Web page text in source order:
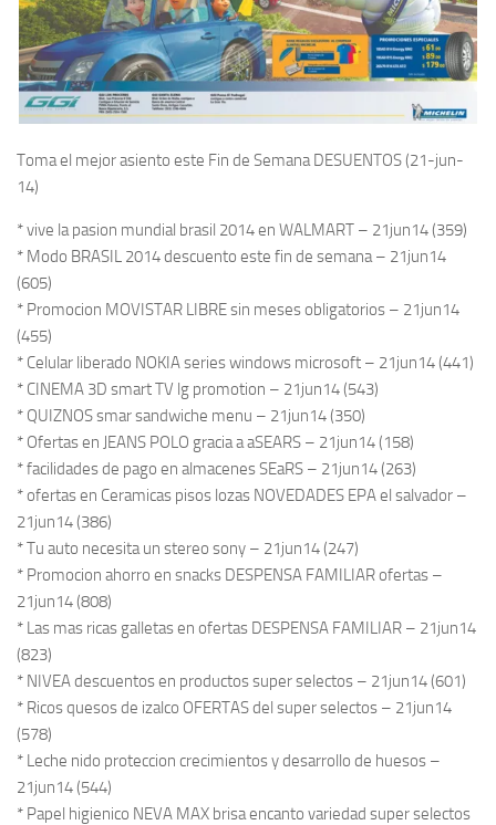
Toma el mejor asiento este Fin de Semana DESUENTOS (21-jun-
14)
* vive la pasion mundial brasil 2014 en WALMART – 21jun14 (359)
* Modo BRASIL 2014 descuento este fin de semana – 21jun14
(605)
* Promocion MOVISTAR LIBRE sin meses obligatorios – 21jun14
(455)
* Celular liberado NOKIA series windows microsoft – 21jun14 (441)
* CINEMA 3D smart TV lg promotion – 21jun14 (543)
* QUIZNOS smar sandwiche menu – 21jun14 (350)
* Ofertas en JEANS POLO gracia a aSEARS – 21jun14 (158)
* facilidades de pago en almacenes SEaRS – 21jun14 (263)
* ofertas en Ceramicas pisos lozas NOVEDADES EPA el salvador –
21jun14 (386)
* Tu auto necesita un stereo sony – 21jun14 (247)
* Promocion ahorro en snacks DESPENSA FAMILIAR ofertas –
21jun14 (808)
* Las mas ricas galletas en ofertas DESPENSA FAMILIAR – 21jun14
(823)
* NIVEA descuentos en productos super selectos – 21jun14 (601)
* Ricos quesos de izalco OFERTAS del super selectos – 21jun14
(578)
* Leche nido proteccion crecimientos y desarrollo de huesos –
21jun14 (544)
* Papel higienico NEVA MAX brisa encanto variedad super selectos